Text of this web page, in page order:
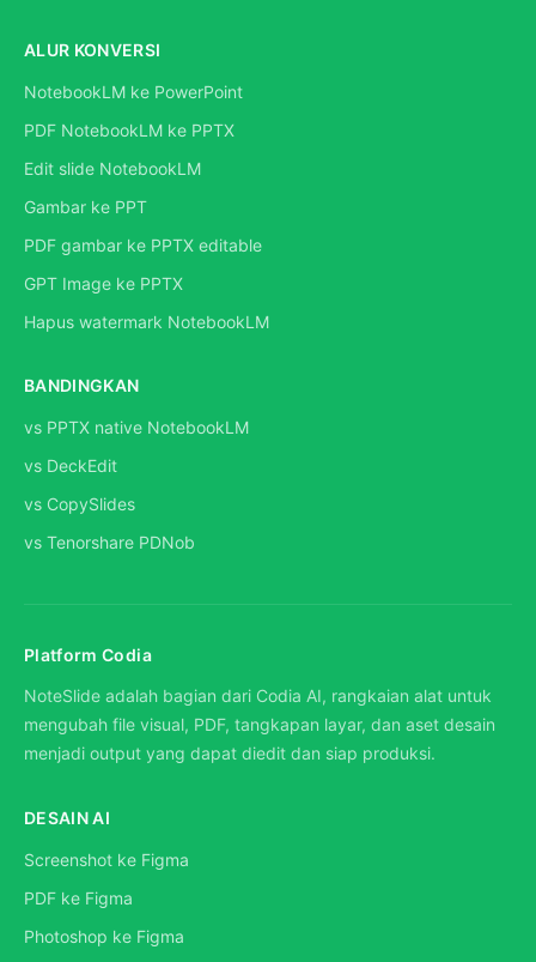
ALUR KONVERSI
NotebookLM ke PowerPoint
PDF NotebookLM ke PPTX
Edit slide NotebookLM
Gambar ke PPT
PDF gambar ke PPTX editable
GPT Image ke PPTX
Hapus watermark NotebookLM
BANDINGKAN
vs PPTX native NotebookLM
vs DeckEdit
vs CopySlides
vs Tenorshare PDNob
Platform Codia
NoteSlide adalah bagian dari Codia AI, rangkaian alat untuk
mengubah file visual, PDF, tangkapan layar, dan aset desain
menjadi output yang dapat diedit dan siap produksi.
DESAIN AI
Screenshot ke Figma
PDF ke Figma
Photoshop ke Figma